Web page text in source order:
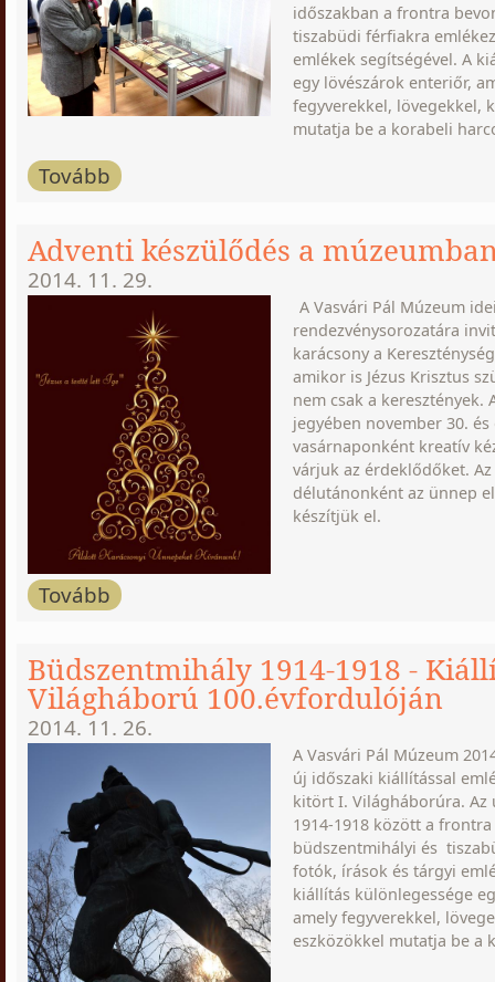
időszakban a frontra
tiszabüdi férfiakra
emlékek segítségével. A
egy lövészárok enteriőr,
fegyverekkel, lövegekkel,
mutatja be a korabeli
Tovább
Adventi készülődés a
2014. 11. 29.
A Vasvári Pál Múzeum
rendezvénysorozatára
karácsony a
amikor is Jézus Krisztus
nem csak a keresztények.
jegyében november 30.
vasárnaponként kreatív
várjuk az érdeklődőket.
délutánonként az ünnep
készítjük el.
Tovább
Büdszentmihály 1914-1918 -
Világháború 100.évfordulóján
2014. 11. 26.
A Vasvári Pál Múzeum
új időszaki kiállítással
kitört I. Világháborúra. Az
1914-1918 között a
büdszentmihályi és
fotók, írások és tárgyi
kiállítás különlegessége
amely fegyverekkel,
eszközökkel mutatja be a